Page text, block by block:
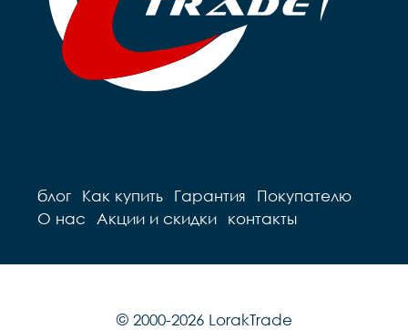
блог Как купить Гарантия
Покупателю
О нас
Акции и скидки контакты
© 2000-2026 LorakTrade